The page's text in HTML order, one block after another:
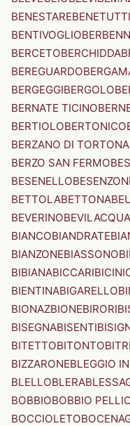
BENESTAREBENETUTTI
BENTIVOGLIO
BERCETOBERCHIDDA
BEREGUARDO
BERGEGGIBERGOLO
BERNATE TICINO
BERTIOLOBERTONICO
BERZANO DI TORTONA
BERZO SAN FERMO
BESENELLO
BETTOLABETTONA
BEVERINOBEVILACQUA
BIANCOBIANDRATE
BIANZONEBIASSONO
BIBIANABICCARI
BIENTINABIGARELLO
BIONAZBIONEBIRORI
BISEGNABISENTI
BITETTOBITONTO
BIZZARONEBLEGGIO
BLELLOBLERA
BOBBIOBOBBIO
BOCCIOLETO